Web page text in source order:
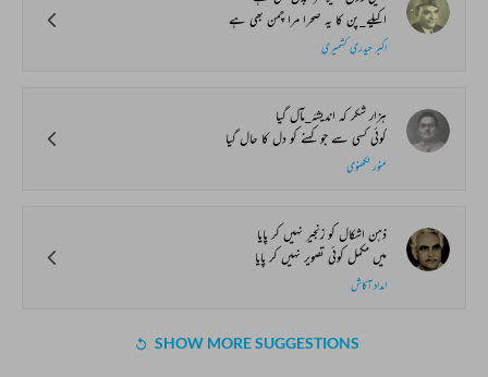
اکیلے_پن کا یہ صحرا مرا چمن بھی ہے
اکبر حیدری کشمیری
ہزار شکر کہ اندیشۂ_مآل گیا
کوئی کسی سے جو کہنے کو دل کا حال گیا
منور لکھنوی
ذہن اشکال کو زنجیر نہیں کر پایا
میں مکمل کوئی تصویر نہیں کر پایا
امداد آکاش
SHOW MORE SUGGESTIONS